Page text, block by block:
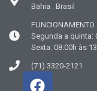
Bahia . Brasil
FUNCIONAMENTO
Segunda a quinta:
Sexta: 08:00h às
(71) 3320-2121